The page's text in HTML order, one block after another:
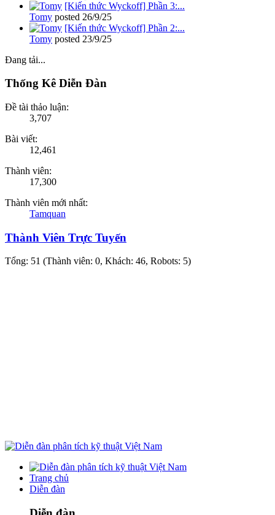
[Kiến thức Wyckoff] Phần 3:...
Tomy posted 26/9/25
[Kiến thức Wyckoff] Phần 2:...
Tomy posted 23/9/25
Đang tải...
Thống Kê Diễn Đàn
Đề tài thảo luận:
3,707
Bài viết:
12,461
Thành viên:
17,300
Thành viên mới nhất:
Tamquan
Thành Viên Trực Tuyến
Tổng: 51 (Thành viên: 0, Khách: 46, Robots: 5)
Trang chủ
Diễn đàn